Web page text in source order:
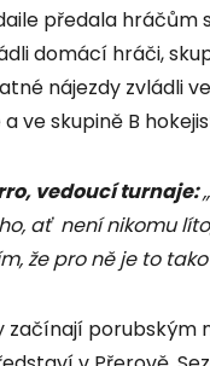
předala hráčům
domácí hráči,
nájezdy zvládli
ve skupině B
vedoucí turnaje:
ať není nikomu
že pro ně je to
začínají porubským